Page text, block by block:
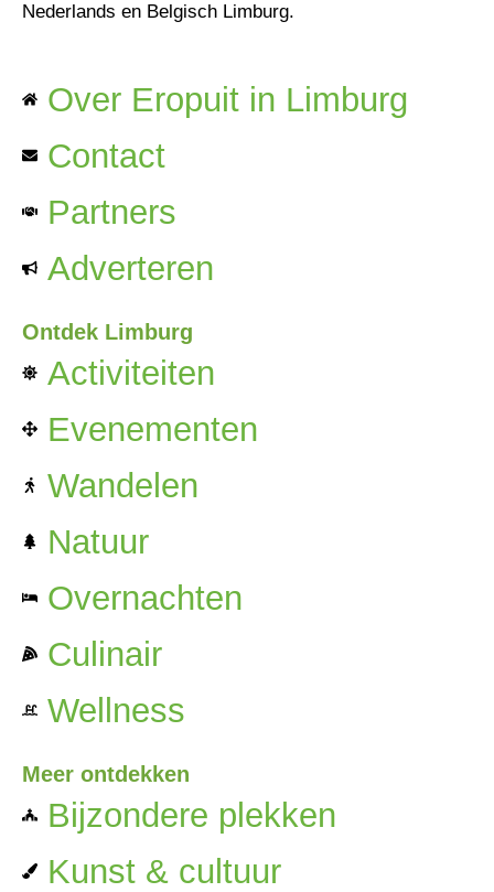
Nederlands en Belgisch Limburg.
Over Eropuit in Limburg
Contact
Partners
Adverteren
Ontdek Limburg
Activiteiten
Evenementen
Wandelen
Natuur
Overnachten
Culinair
Wellness
Meer ontdekken
Bijzondere plekken
Kunst & cultuur